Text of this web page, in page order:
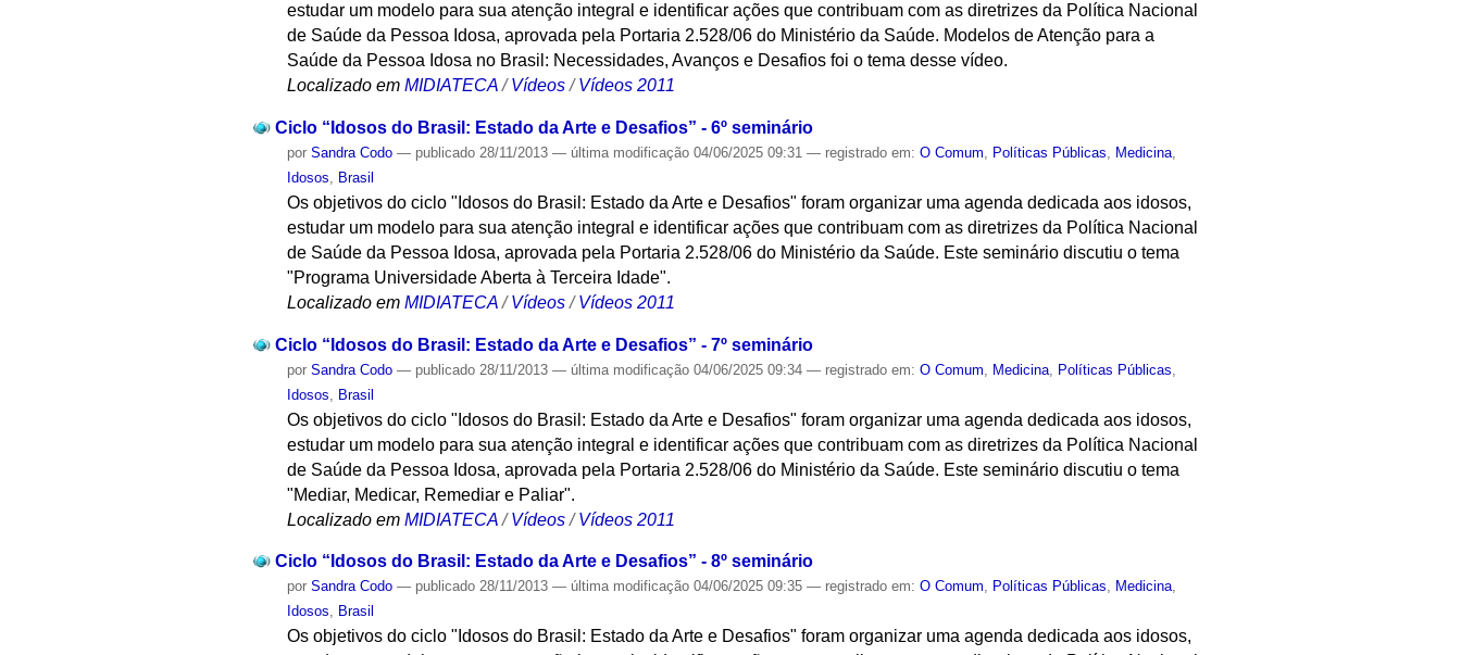
estudar um modelo para sua atenção integral e identificar ações que contribuam com as diretrizes da Política Nacional
de Saúde da Pessoa Idosa, aprovada pela Portaria 2.528/06 do Ministério da Saúde. Modelos de Atenção para a
Saúde da Pessoa Idosa no Brasil: Necessidades, Avanços e Desafios foi o tema desse vídeo.
Localizado em MIDIATECA /Vídeos /Vídeos 2011
Ciclo “Idosos do Brasil: Estado da Arte e Desafios” - 6º seminário
porSandra Codo — publicado 28/11/2013— última modificação 04/06/2025 09:31— registrado em:O Comum Políticas Públicas Medicina
Idosos
Brasil
Os objetivos do ciclo "Idosos do Brasil: Estado da Arte e Desafios" foram organizar uma agenda dedicada aos idosos,
estudar um modelo para sua atenção integral e identificar ações que contribuam com as diretrizes da Política Nacional
de Saúde da Pessoa Idosa, aprovada pela Portaria 2.528/06 do Ministério da Saúde. Este seminário discutiu o tema
"Programa Universidade Aberta à Terceira Idade".
Localizado em MIDIATECA /Vídeos /Vídeos 2011
Ciclo “Idosos do Brasil: Estado da Arte e Desafios” - 7º seminário
porSandra Codo — publicado 28/11/2013— última modificação 04/06/2025 09:34— registrado em:O Comum Medicina Políticas Públicas
Idosos
Brasil
Os objetivos do ciclo "Idosos do Brasil: Estado da Arte e Desafios" foram organizar uma agenda dedicada aos idosos,
estudar um modelo para sua atenção integral e identificar ações que contribuam com as diretrizes da Política Nacional
de Saúde da Pessoa Idosa, aprovada pela Portaria 2.528/06 do Ministério da Saúde. Este seminário discutiu o tema
"Mediar, Medicar, Remediar e Paliar".
Localizado em MIDIATECA /Vídeos /Vídeos 2011
Ciclo “Idosos do Brasil: Estado da Arte e Desafios” - 8º seminário
porSandra Codo — publicado 28/11/2013— última modificação 04/06/2025 09:35— registrado em:O Comum, Políticas Públicas, Medicina,
Idosos, Brasil
Os objetivos do ciclo "Idosos do Brasil: Estado da Arte e Desafios" foram organizar uma agenda dedicada aos idosos,